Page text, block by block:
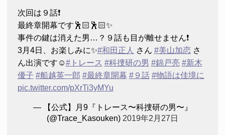
次回は９話❗️
最終章開幕です🕺🏻🕺🏻✨
事件の鍵は消えた男…？９話も目が離せません❗️
3月4日、お楽しみに✨#和田正人 さん #美山加恋さ
ん出演です☺︎#トレース #科捜研の男 #錦戸亮 #新木
優子 #船越英一郎 #最終章開幕 #９話 #物語は佳境に
pic.twitter.com/pXrTi3yMYu
— 【公式】月9『トレース〜科捜研の男〜』
(@Trace_Kasouken) 2019年2月27日